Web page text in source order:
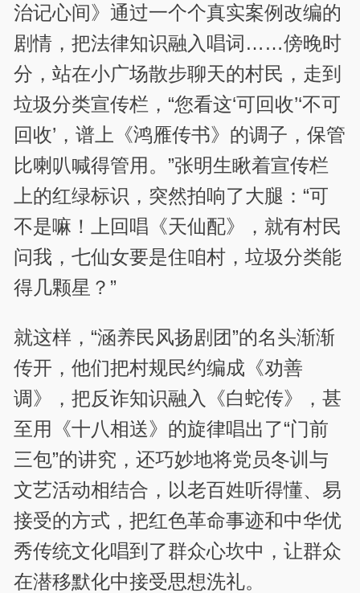
治记心间》通过一个个真实案例改编的
剧情，把法律知识融入唱词……傍晚时
分，站在小广场散步聊天的村民，走到
垃圾分类宣传栏，“您看这‘可回收’‘不可
回收’，谱上《鸿雁传书》的调子，保管
比喇叭喊得管用。”张明生瞅着宣传栏
上的红绿标识，突然拍响了大腿：“可
不是嘛！上回唱《天仙配》，就有村民
问我，七仙女要是住咱村，垃圾分类能
得几颗星？”
就这样，“涵养民风扬剧团”的名头渐渐
传开，他们把村规民约编成《劝善
调》，把反诈知识融入《白蛇传》，甚
至用《十八相送》的旋律唱出了“门前
三包”的讲究，还巧妙地将党员冬训与
文艺活动相结合，以老百姓听得懂、易
接受的方式，把红色革命事迹和中华优
秀传统文化唱到了群众心坎中，让群众
在潜移默化中接受思想洗礼。